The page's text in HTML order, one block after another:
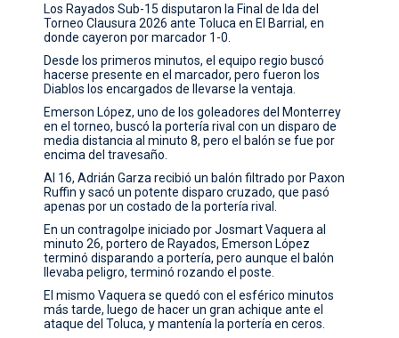
Los Rayados Sub-15 disputaron la Final de Ida del
Torneo Clausura 2026 ante Toluca en El Barrial, en
donde cayeron por marcador 1-0.
Desde los primeros minutos, el equipo regio buscó
hacerse presente en el marcador, pero fueron los
Diablos los encargados de llevarse la ventaja.
Emerson López, uno de los goleadores del Monterrey
en el torneo, buscó la portería rival con un disparo de
media distancia al minuto 8, pero el balón se fue por
encima del travesaño.
Al 16, Adrián Garza recibió un balón filtrado por Paxon
Ruffin y sacó un potente disparo cruzado, que pasó
apenas por un costado de la portería rival.
En un contragolpe iniciado por Josmart Vaquera al
minuto 26, portero de Rayados, Emerson López
terminó disparando a portería, pero aunque el balón
llevaba peligro, terminó rozando el poste.
El mismo Vaquera se quedó con el esférico minutos
más tarde, luego de hacer un gran achique ante el
ataque del Toluca, y mantenía la portería en ceros.